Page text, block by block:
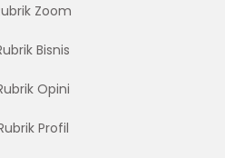
Zoom
Bisnis
Opini
Profil